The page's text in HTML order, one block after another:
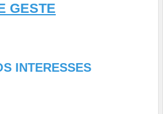
GESTE
INTERESSES